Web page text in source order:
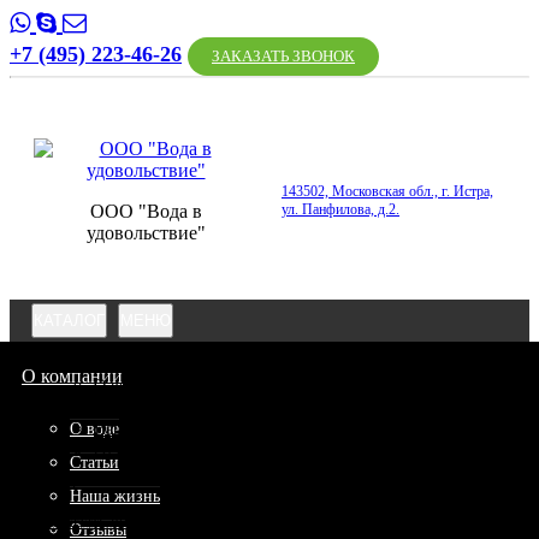
+7 (495) 223-46-26 ЗАКАЗАТЬ ЗВОНОК
ООО "Вода в
удовольствие"
143502, Московская обл., г. Истра,
ул. Панфилова, д.2.
О компании
О воде
Статьи
Наша жизнь
Отзывы
О воде
Наша жизнь
Отзывы
Заказать воду